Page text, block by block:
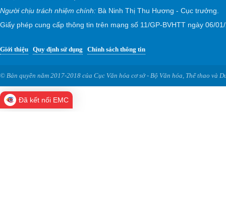
Người chịu trách nhiệm chính: Bà Ninh Thị Thu Hương - Cục trưởng.
Giấy phép cung cấp thông tin trên mạng số 11/GP-BVHTT ngày 06/
Giới thiệu Quy định sử dụng Chính sách thông tin
© Bản quyền năm 2017-2018 của Cục Văn hóa cơ sở - Bộ Văn hóa, Thể thao và
Đã kết nối EMC